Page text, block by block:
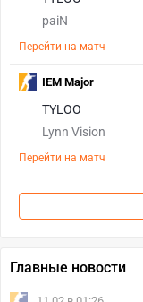
paiN
Перейти на матч
TYLOO
Lynn Vision
Перейти на матч
IEM Major
Главные новости